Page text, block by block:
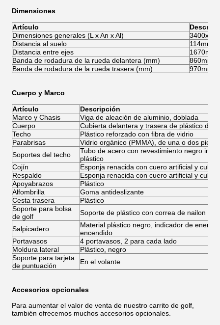
Dimensiones
Artículo
Dimensiones generales (L x An x Al)
Distancia al suelo
114mm
Distancia entre ejes
1670mm
Banda de rodadura de la rueda delantera (mm)
860mm
Banda de rodadura de la rueda trasera (mm)
970mm
Cuerpo y Marco
Artículo
Descripción
Marco y Chasis
Viga de aleación de aluminio, doblada
Cuerpo
Cubierta delantera y trasera de plástico de
Techo
Plástico reforzado con fibra de vidrio
Parabrisas
Vidrio orgánico (PMMA), de una o dos
Soportes del techo
Tubo de acero con revestimiento negro
plástico
Cojín
Esponja renacida con cuero artificial y
Respaldo
Esponja renacida con cuero artificial y
Apoyabrazos
Plástico
Alfombrilla
Goma antideslizante
Cesta trasera
Plástico
Soporte para bolsa
de golf
Soporte de plástico con correa de nailon
Salpicadero
Material plástico negro, indicador de
encendido
Portavasos
4 portavasos, 2 para cada lado
Moldura lateral
Plástico, negro
Soporte para tarjeta
de puntuación
En el volante
Accesorios opcionales
Para aumentar el valor de venta de nuestro carrito de golf,
también ofrecemos muchos accesorios opcionales.